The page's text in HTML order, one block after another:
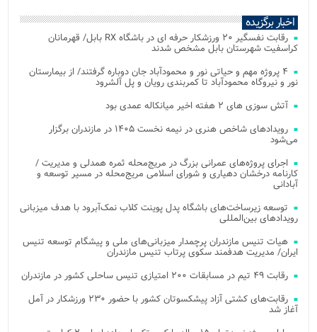
اخبار برگزیده
رقابت نفسگیر ۲۰ ورزشکار حرفه ای در باشگاه RX بابل/ قهرمانان
کراسفیت شهرستان بابل مشخص شدند
۴ پروژه مهم و حیاتی نور و محمودآباد جان دوباره گرفتند/ از بیمارستان
نور و نیروگاه محمودآباد تا کمربندی رویان و پل آلشرود
آتش‌ سوزی‌ های ۲ هفته اخیر میانکاله عمدی بود
رویدادهای شاخص هنری در نیمه نخست ۱۴۰۵ در مازندران برگزار
می‌شود
اجرای پروژه‌های عمرانی بزرگ در مریج‌محله ثمره همدلی و مدیریت /
کارنامه درخشان دهیاری و شورای اسلامی مریج‌محله در مسیر توسعه و
آبادانی
توسعه زیرساخت‌های باشگاه پدل پوینت کلاب نمک‌آبرود با هدف میزبانی
رویدادهای بین‌المللی
هیات تنیس مازندران پرچمدار میزبانی‌های ملی و پیشگام توسعه تنیس
ایران/ مدیریت هدفمند سکوی پرتاب تنیس مازندران
رقابت ۴۹ تیم در مسابقات ۲۰۰ امتیازی تنیس ساحلی کشور در مازندران
رقابت‌های کشتی آزاد پیشکسوتان کشور با حضور ۲۳۰ ورزشکار در آمل
آغاز شد